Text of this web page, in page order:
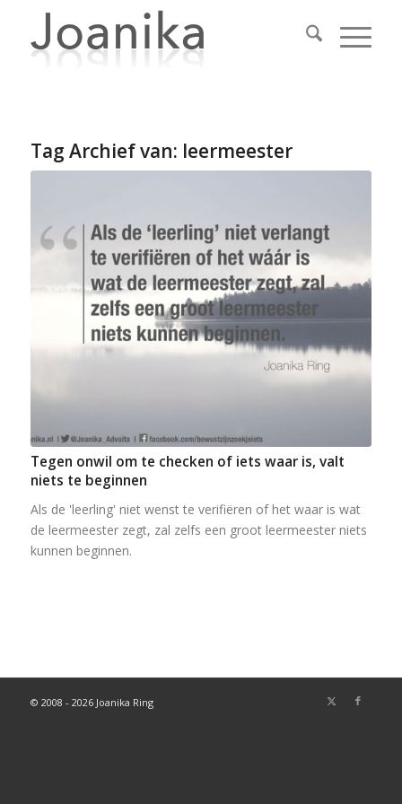
Tag Archief van: leermeester
Tegen onwil om te checken of iets waar is, valt
niets te beginnen
Als de 'leerling' niet wenst te verifiëren of het waar is wat
de leermeester zegt, zal zelfs een groot leermeester niets
kunnen beginnen.
© 2008 - 2026 Joanika Ring